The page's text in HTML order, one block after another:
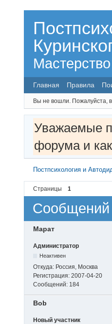
Главная Правила
Вы не вошли. Пожалуйста,
Уважаемые
форума и
Постпсихология и
Страницы 1
Сообщений
Марат
Администратор
Неактивен
Откуда: Россия, Москва
Регистрация: 2007-04-20
Сообщений: 184
Bob
Новый участник